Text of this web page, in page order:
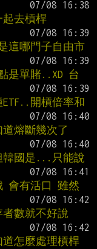
去槓桿
這哪門子自由市
是單賭..XD 台
開槓倍率和
熔斷幾次了
國是...只能說
會有活口 雖然
數就不好說
怎麼處理槓桿